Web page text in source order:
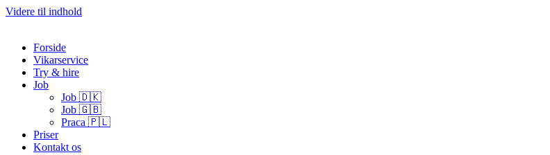
Videre til indhold
Forside
Vikarservice
Try & hire
Job
Job 🇩🇰
Job 🇬🇧
Praca 🇵🇱
Priser
Kontakt os